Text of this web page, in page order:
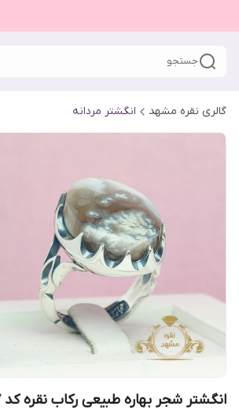
جستجو
گالری نقره مشهد انگشتر مردانه
انگشتر شجر بهاره طبیعی رکاب نقره کد 11224537